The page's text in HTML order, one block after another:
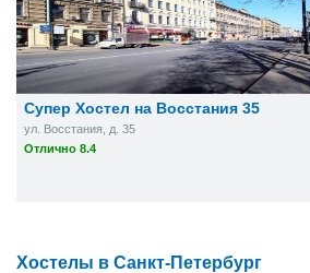
Супер Хостел на Восстания 35
ул. Восстания, д. 35
Отлично 8.4
Хостелы в Санкт-Петербург